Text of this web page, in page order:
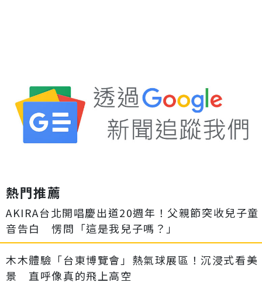
熱門推薦
AKIRA台北開唱慶出道20週年！父親節突收兒子童
音告白 愣問「這是我兒子嗎？」
木木體驗「台東博覽會」熱氣球展區！沉浸式看美
景 直呼像真的飛上高空